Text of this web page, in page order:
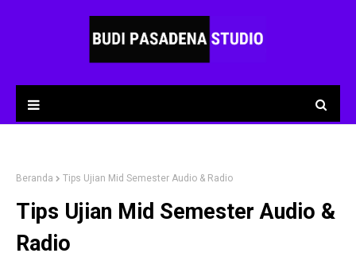
Beranda Tips Ujian Mid Semester Audio & Radio
Tips Ujian Mid Semester Audio &
Radio